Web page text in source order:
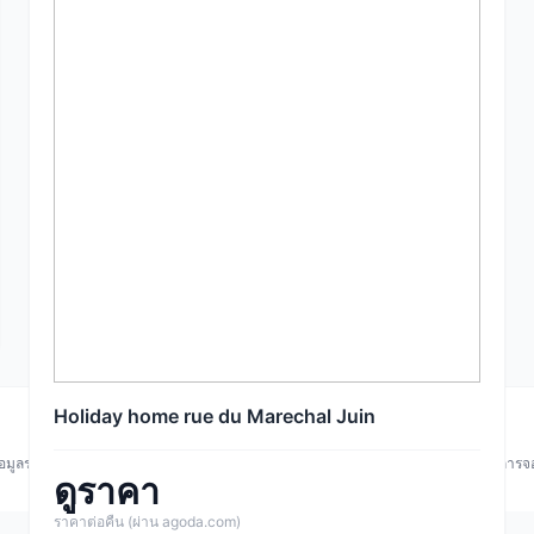
Holiday home rue du Marechal Juin
ดูราคา
ราคาต่อคืน (ผ่าน agoda.com)
มูลราคาและความพร้อมของห้องพักอาจมีการเปลี่ยนแปลง กรุณาตรวจสอบก่อนทำการจ